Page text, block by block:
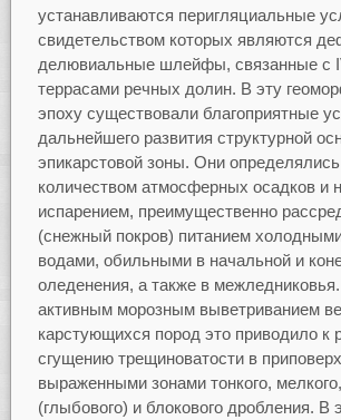
устанавливаются перигляциальные
свидетельством которых являются
делювиальные шлейфы, связанные с
террасами речных долин. В эту
эпоху существовали благоприятные
дальнейшего развития структурной
эпикарстовой зоны. Они
количеством атмосферных осадков и
испарением, преимущественно
(снежный покров) питанием
водами, обильными в начальной и
оледенения, а также в
активным морозным выветриванием
карстующихся пород это приводило к
сгущению трещиноватости в
выраженными зонами тонкого,
(глыбового) и блокового дробления. В